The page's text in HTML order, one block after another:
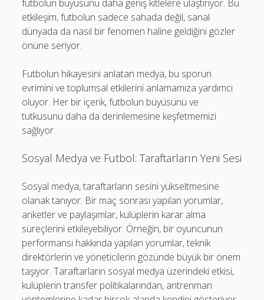
futbolun büyüsünü daha geniş kitlelere ulaştırıyor. Bu
etkileşim, futbolun sadece sahada değil, sanal
dünyada da nasıl bir fenomen haline geldiğini gözler
önüne seriyor.
Futbolun hikayesini anlatan medya, bu sporun
evrimini ve toplumsal etkilerini anlamamıza yardımcı
oluyor. Her bir içerik, futbolun büyüsünü ve
tutkusunu daha da derinlemesine keşfetmemizi
sağlıyor.
Sosyal Medya ve Futbol: Taraftarların Yeni Sesi
Sosyal medya, taraftarların sesini yükseltmesine
olanak tanıyor. Bir maç sonrası yapılan yorumlar,
anketler ve paylaşımlar, kulüplerin karar alma
süreçlerini etkileyebiliyor. Örneğin, bir oyuncunun
performansı hakkında yapılan yorumlar, teknik
direktörlerin ve yöneticilerin gözünde büyük bir önem
taşıyor. Taraftarların sosyal medya üzerindeki etkisi,
kulüplerin transfer politikalarından, antrenman